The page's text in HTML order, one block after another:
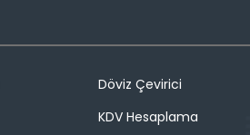
Döviz Çevirici
KDV Hesaplama